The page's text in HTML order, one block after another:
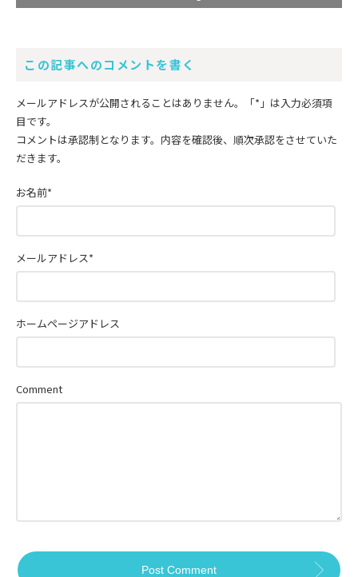
この記事へのコメントを書く
メールアドレスが公開されることはありません。 「*」 は入力必須項
目です。
コメントは承認制となります。内容を確認後、順次承認をさせていた
だきます。
Comment
お名前*
メールアドレス*
ホームページアドレス